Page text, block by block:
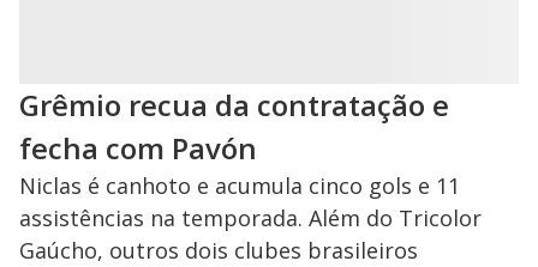
Grêmio recua da contratação e
fecha com Pavón
Niclas é canhoto e acumula cinco gols e 11
assistências na temporada. Além do Tricolor
Gaúcho, outros dois clubes brasileiros